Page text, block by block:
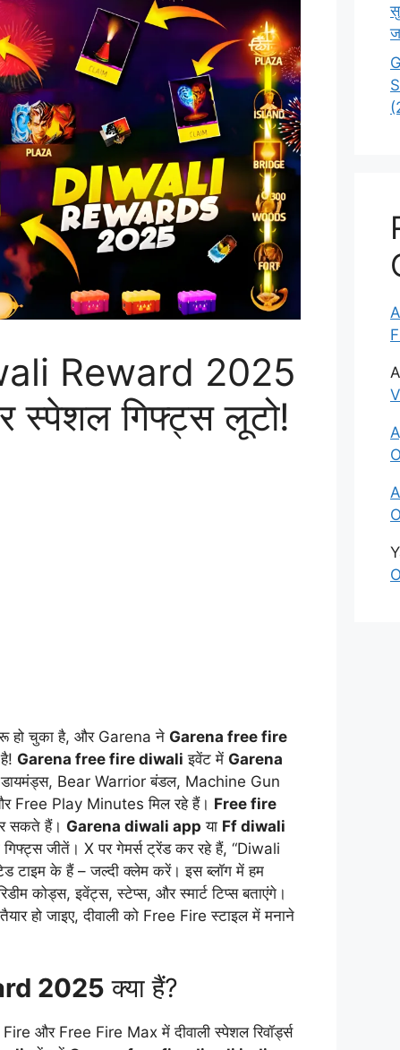
Reward 2025
स्पेशल गिफ्ट्स लूटो!
हो चुका है, और Garena ने Garena free fire
Garena free fire diwali इवेंट में Garena
डायमंड्स, Bear Warrior बंडल, Machine Gun
Free Play Minutes मिल रहे हैं। Free fire
सकते हैं। Garena diwali app या Ff diwali
गिफ्ट्स जीतें। X पर गेमर्स ट्रेंड कर रहे हैं, “Diwali
टाइम के हैं – जल्दी क्लेम करें। इस ब्लॉग में हम
कोड्स, इवेंट्स, स्टेप्स, और स्मार्ट टिप्स बताएंगे।
हो जाइए, दीवाली को Free Fire स्टाइल में मनाने
2025 क्या हैं?
और Free Fire Max में दीवाली स्पेशल रिवॉर्ड्स